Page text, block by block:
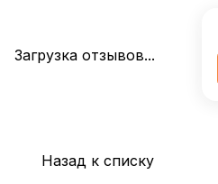
Загрузка отзывов...
Назад к списку